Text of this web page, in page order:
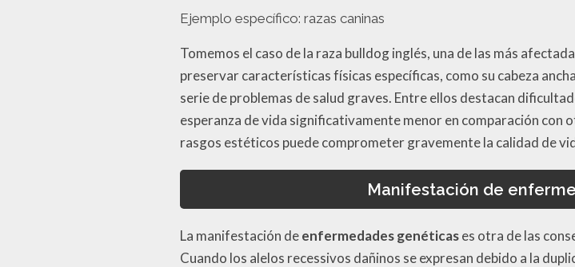
Ejemplo específico: razas caninas
Tomemos el caso de la raza bulldog inglés, una de las más
preservar características físicas específicas, como su cabeza
serie de problemas de salud graves. Entre ellos destacan
esperanza de vida significativamente menor en comparación con
rasgos estéticos puede comprometer gravemente la calidad de
Manifestación de
La manifestación deenfermedades genéticases otra de las
Cuando los alelos recessivos dañinos se expresan debido a la